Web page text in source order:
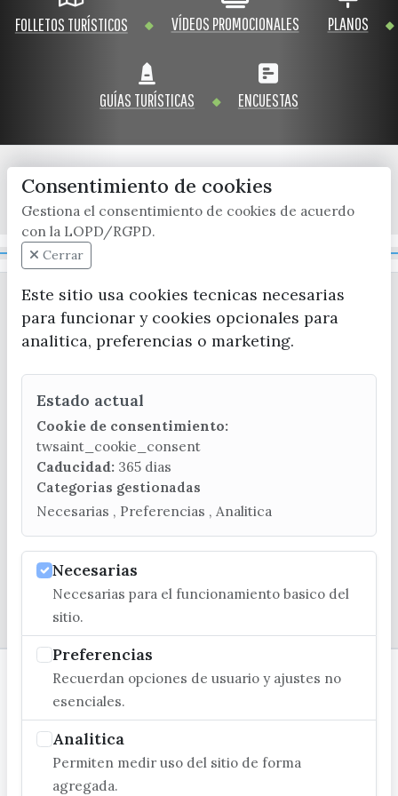
FOLLETOS TURÍSTICOS VÍDEOS PROMOCIONALES PLANOS
GUÍAS TURÍSTICAS ENCUESTAS
x / twitter facebook youtube instagram
CONTACTA CON LA OFICINA DE TURISMO
(+34) 952 541 104
turismo@velezmalaga.es
C/ Poniente, 2. CP 29740 - Torre del Mar
Consentimiento de cookies
Gestiona el consentimiento de cookies de acuerdo
con la LOPD/RGPD.
Cerrar
Este sitio usa cookies tecnicas necesarias
para funcionar y cookies opcionales para
analitica, preferencias o marketing.
Estado actual
Cookie de consentimiento:
twsaint_cookie_consent
Caducidad: 365 dias
Categorias gestionadas
Necesarias , Preferencias , Analitica
Necesarias
Necesarias para el funcionamiento basico del
sitio.
Preferencias
Recuerdan opciones de usuario y ajustes no
esenciales.
Analitica
Permiten medir uso del sitio de forma
agregada.